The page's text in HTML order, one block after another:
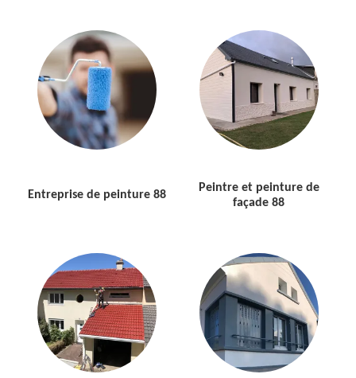
Entreprise de peinture 88
Peintre et peinture de
façade 88